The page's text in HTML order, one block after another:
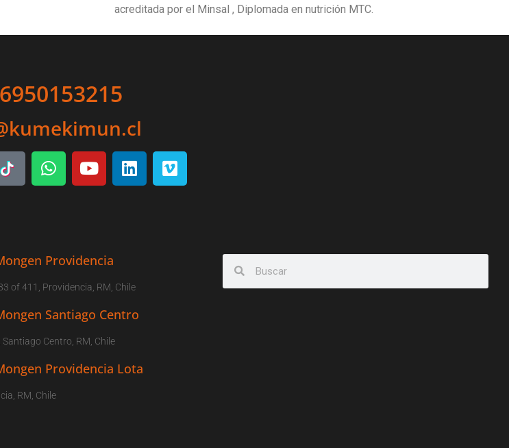
acreditada por el Minsal , Diplomada en nutrición MTC.
Providencia
of 411, Providencia, RM, Chile
Santiago Centro
Centro, RM, Chile
Providencia Lota
RM, Chile